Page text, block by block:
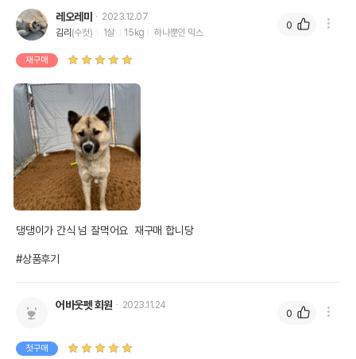
레오레미
2023.12.07
김리 (수컷) 1살 15kg 하나뿐인 믹스
재구매
댕댕이가 간식 넘 잘먹어요  재구매 합니당
#상품후기
0
어바웃펫 회원 2023.11.24
첫구매
0